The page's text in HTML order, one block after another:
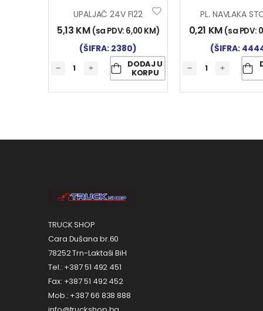
UPALJAČ 24V FI22
5,13 KM (sa PDV: 6,00 KM)
(ŠIFRA: 2380)
DODAJ U
KORPU
0,21 KM (sa PDV:
(ŠIFRA:
TRUCK SHOP
Cara Dušana br.60
78252 Trn-Laktaši BiH
Tel.: +387 51 492 451
Fax: +387 51 492 452
Mob.: +387 66 838 888